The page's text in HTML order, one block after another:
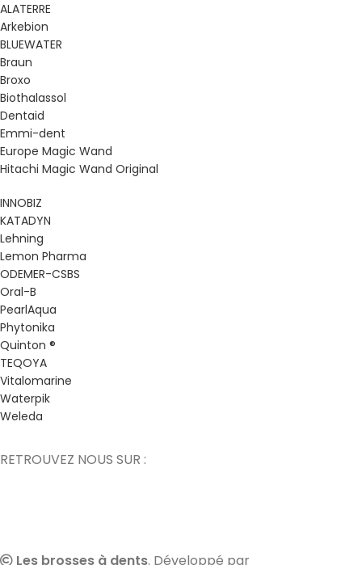
ALATERRE
Arkebion
BLUEWATER
Braun
Broxo
Biothalassol
Dentaid
Emmi-dent
Europe Magic Wand
Hitachi Magic Wand Original
INNOBIZ
KATADYN
Lehning
Lemon Pharma
ODEMER-CSBS
Oral-B
PearlAqua
Phytonika
Quinton ®
TEQOYA
Vitalomarine
Waterpik
Weleda
RETROUVEZ NOUS SUR :
Les brosses à dents. Développé par